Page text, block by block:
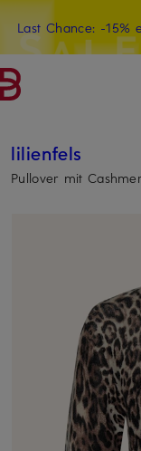
ZUM HAUPTINHALT
Last Chance: -15%
20€-
lilienfels
Pullover mit